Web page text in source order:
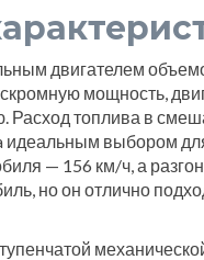
двигателем
мощность,
Расход топлива в
идеальным выбором
— 156 км/ч, а
но он отлично